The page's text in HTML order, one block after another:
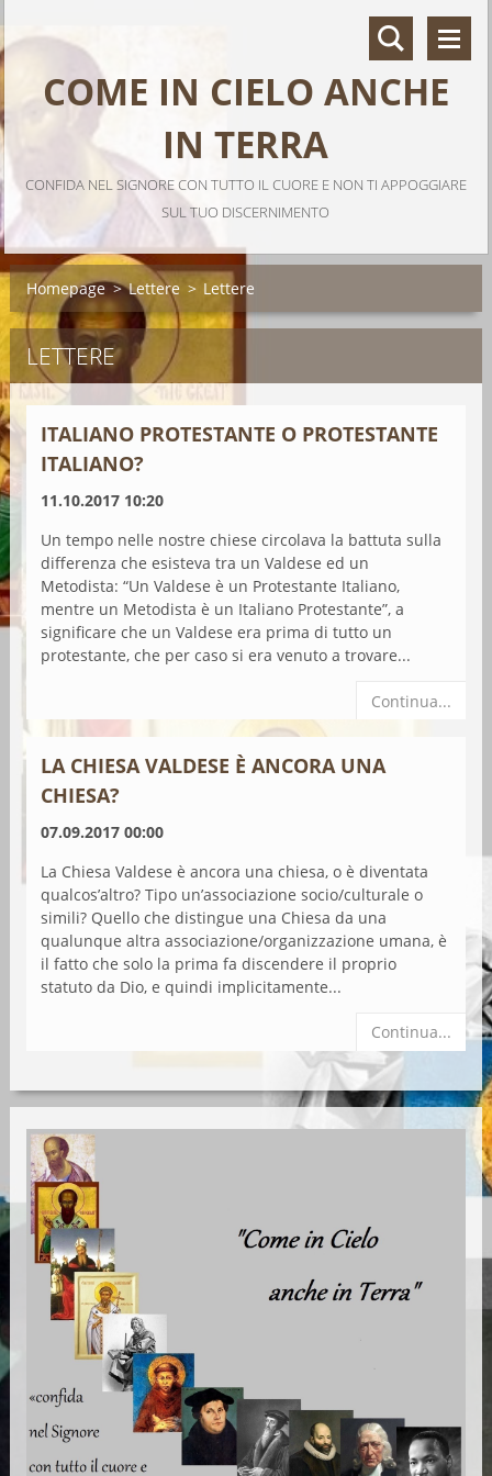
COME IN CIELO ANCHE
IN TERRA
CONFIDA NEL SIGNORE CON TUTTO IL CUORE E NON TI APPOGGIARE
SUL TUO DISCERNIMENTO
Homepage > Lettere > Lettere
LETTERE
ITALIANO PROTESTANTE O PROTESTANTE
ITALIANO?
11.10.2017 10:20
Un tempo nelle nostre chiese circolava la battuta sulla
differenza che esisteva tra un Valdese ed un
Metodista: “Un Valdese è un Protestante Italiano,
mentre un Metodista è un Italiano Protestante”, a
significare che un Valdese era prima di tutto un
protestante, che per caso si era venuto a trovare...
Continua...
LA CHIESA VALDESE È ANCORA UNA
CHIESA?
07.09.2017 00:00
La Chiesa Valdese è ancora una chiesa, o è diventata
qualcos’altro? Tipo un’associazione socio/culturale o
simili? Quello che distingue una Chiesa da una
qualunque altra associazione/organizzazione umana, è
il fatto che solo la prima fa discendere il proprio
statuto da Dio, e quindi implicitamente...
Continua...